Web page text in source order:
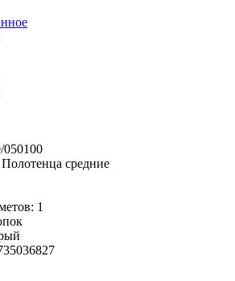
050100
средние
1